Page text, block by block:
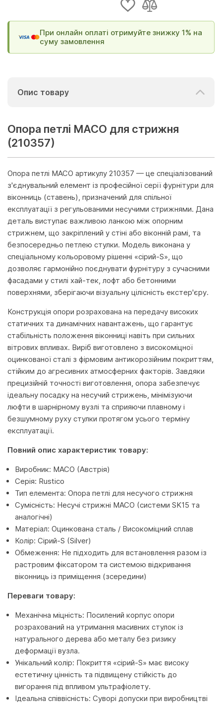
При онлайн оплаті отримуйте знижку 1% на
суму замовлення
Опис товару
Опора петлі MACO для стрижня
(210357)
Опора петлі MACO артикулу 210357 — це спеціалізований
з'єднувальний елемент із професійної серії фурнітури для
віконниць (ставень), призначений для спільної
експлуатації з регульованими несучими стрижнями. Дана
деталь виступає важливою ланкою між опорним
стрижнем, що закріплений у стіні або віконній рамі, та
безпосередньо петлею стулки. Модель виконана у
спеціальному кольоровому рішенні «сірий-S», що
дозволяє гармонійно поєднувати фурнітуру з сучасними
фасадами у стилі хай-тек, лофт або бетонними
поверхнями, зберігаючи візуальну цілісність екстер'єру.
Конструкція опори розрахована на передачу високих
статичних та динамічних навантажень, що гарантує
стабільність положення віконниці навіть при сильних
вітрових впливах. Виріб виготовлено з високоміцної
оцинкованої сталі з фірмовим антикорозійним покриттям,
стійким до агресивних атмосферних факторів. Завдяки
прецизійній точності виготовлення, опора забезпечує
ідеальну посадку на несучий стрижень, мінімізуючи
люфти в шарнірному вузлі та сприяючи плавному і
безшумному руху стулки протягом усього терміну
експлуатації.
Повний опис характеристик товару:
Виробник: MACO (Австрія)
Серія: Rustico
Тип елемента: Опора петлі для несучого стрижня
Сумісність: Несучі стрижні MACO (системи SK15 та
аналогічні)
Матеріал: Оцинкована сталь / Високоміцний сплав
Колір: Сірий-S (Silver)
Обмеження: Не підходить для встановлення разом із
растровим фіксатором та системою відкривання
віконниць із приміщення (зсередини)
Переваги товару:
Механічна міцність: Посилений корпус опори
розрахований на утримання масивних стулок із
натурального дерева або металу без ризику
деформації вузла.
Унікальний колір: Покриття «сірий-S» має високу
естетичну цінність та підвищену стійкість до
вигорання під впливом ультрафіолету.
Ідеальна співвісність: Суворі допуски при виробництві